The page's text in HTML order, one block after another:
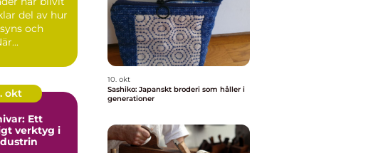
del av hur
och
okt
Ett
verktyg i
10. okt
Sashiko: Japanskt broderi som håller i
generationer